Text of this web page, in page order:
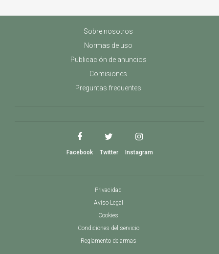
Sobre nosotros
Normas de uso
Publicación de anuncios
Comisiones
Preguntas frecuentes
Facebook Twitter Instagram
Privacidad
Aviso Legal
Cookies
Condiciones del servicio
Reglamento de armas